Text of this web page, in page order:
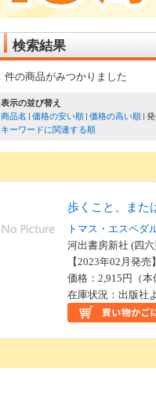
検索結果
件の商品がみつかりました
表示の並び替え
商品名
価格の安い順 価格の高い順
キーワードに関連する順
歩くこと、また
トマス・エスペダ
河出書房新社 (四
【2023年02月発
価格：2,915円（本
在庫状況：出版社